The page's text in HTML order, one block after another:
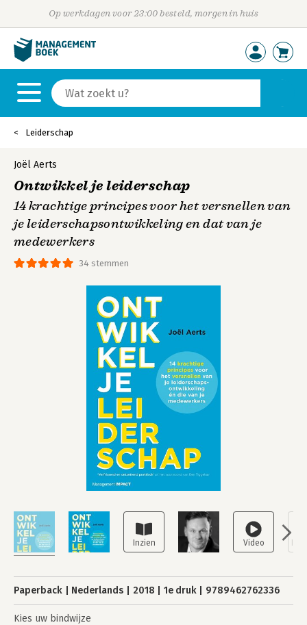
Op werkdagen voor 23:00 besteld, morgen in huis
Leiderschap
34 stemmen
Joël Aerts
Ontwikkel je leiderschap
14 krachtige principes voor het versnellen van
je leiderschapsontwikkeling en dat van je
medewerkers
Paperback Nederlands 2018 1e druk 9789462762336
Kies uw bindwijze